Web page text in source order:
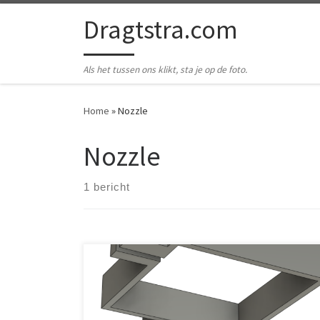
Dragtstra.com
Als het tussen ons klikt, sta je op de foto.
Home »Nozzle
Nozzle
1 bericht
Een van mijn lasers, de Ortur Master 2 Pro, heeft een
zelfgemaakte Air Assist, maar die werkt nog niet
helemaal zoals ik het zou willen. Om die reden heb ik